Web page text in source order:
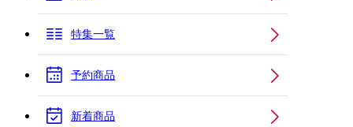
特集一覧
予約商品
新着商品